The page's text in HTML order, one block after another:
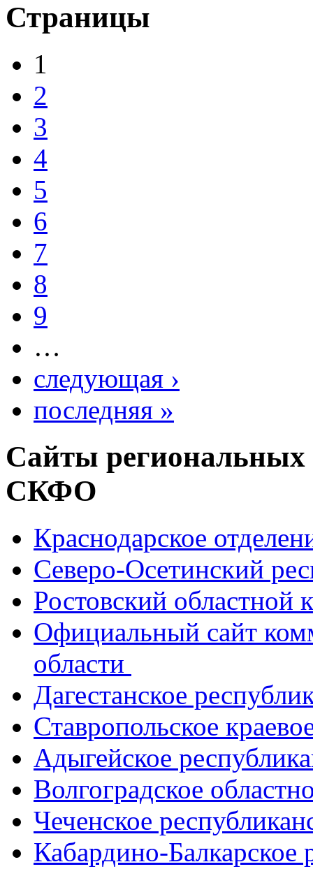
Страницы
1
2
3
4
5
6
7
8
9
…
следующая ›
последняя »
Сайты
СКФО
Краснодарское
Северо-Осетинский
Ростовский
Официальный сайт
области
Дагестанское
Ставропольское
Адыгейское
Волгоградское
Чеченское
Кабардино-Балкарское